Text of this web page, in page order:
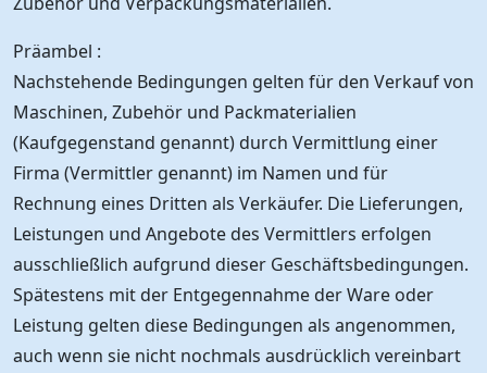
Präambel :
Nachstehende Bedingungen gelten für den Verkauf von
Maschinen, Zubehör und Packmaterialien
(Kaufgegenstand genannt) durch Vermittlung einer
Firma (Vermittler genannt) im Namen und für
Rechnung eines Dritten als Verkäufer. Die Lieferungen,
Leistungen und Angebote des Vermittlers erfolgen
ausschließlich aufgrund dieser Geschäftsbedingungen.
Spätestens mit der Entgegennahme der Ware oder
Leistung gelten diese Bedingungen als angenommen,
auch wenn sie nicht nochmals ausdrücklich vereinbart